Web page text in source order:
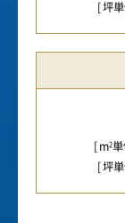
坪
m2単
坪